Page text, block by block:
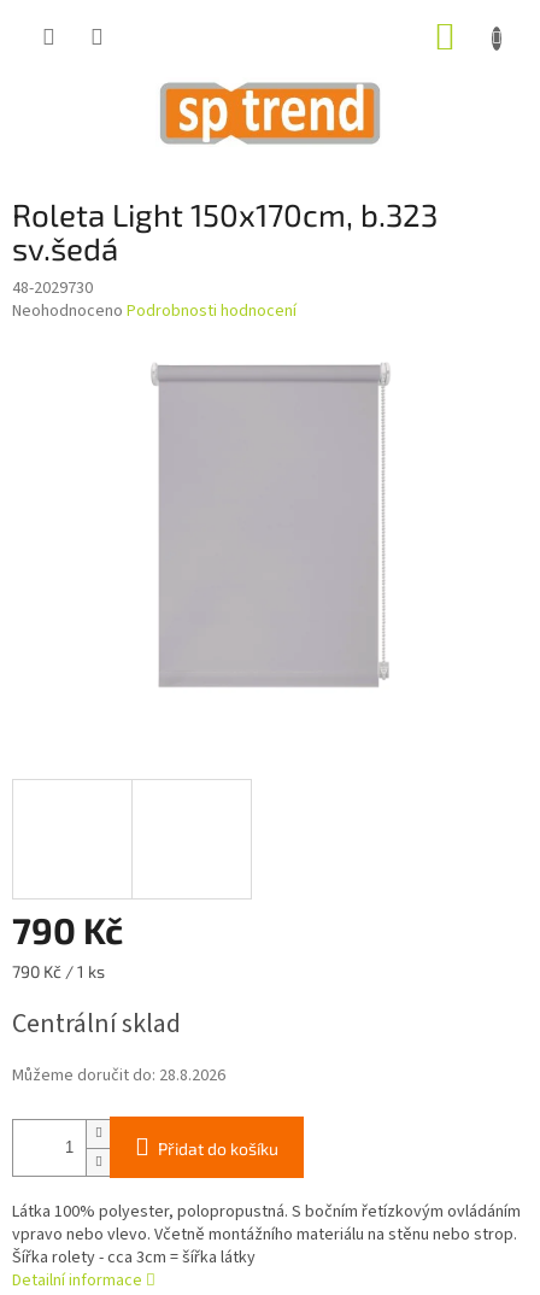
Roleta Light 150x170cm, b.323
sv.šedá
48-2029730
Průměrné
Neohodnoceno Podrobnosti hodnocení
790 Kč
Měrná
790 Kč / 1 ks
Centrální sklad
Můžeme doručit do: 28.8.2026
Přidat do košíku
Látka 100% polyester, polopropustná. S bočním řetízkovým ovládáním
vpravo nebo vlevo. Včetně montážního materiálu na stěnu nebo strop.
Šířka rolety - cca 3cm = šířka látky
Detailní informace